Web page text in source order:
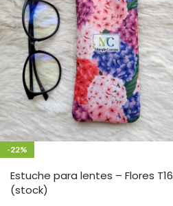
-22%
Estuche para lentes – Flores T16
(stock)